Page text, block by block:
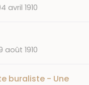
avril 1910
août 1910
buraliste - Une